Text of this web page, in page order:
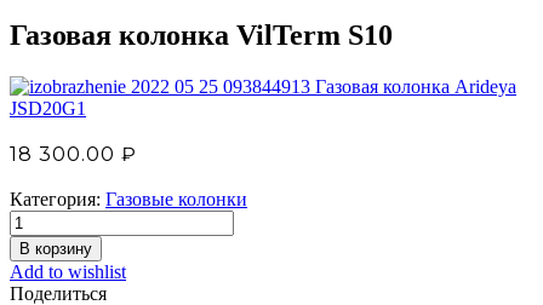
Газовая колонка VilTerm S10
Газовая колонка Arideya
JSD20G1
18 300.00 ₽
Категория: Газовые колонки
В корзину
Add to wishlist
Поделиться